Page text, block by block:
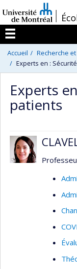
au
contenu
/
Menu
Accueil Recherche
Experts en :
Experts
patients